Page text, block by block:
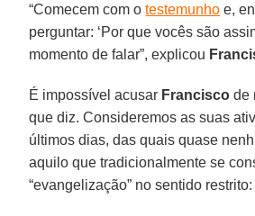
“Comecem com otestemunho e,
perguntar: ‘Por que vocês são
momento de falar”, explicou
É impossível acusar Francisco de
que diz. Consideremos as suas
últimos dias, das quais quase
aquilo que tradicionalmente se
“evangelização” no sentido restrito: